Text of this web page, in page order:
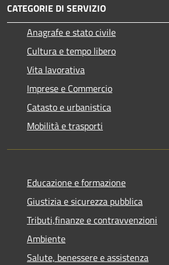
CATEGORIE DI SERVIZIO
Anagrafe e stato civile
Cultura e tempo libero
Vita lavorativa
Imprese e Commercio
Catasto e urbanistica
Mobilità e trasporti
Educazione e formazione
Giustizia e sicurezza pubblica
Tributi,finanze e contravvenzioni
Ambiente
Salute, benessere e assistenza